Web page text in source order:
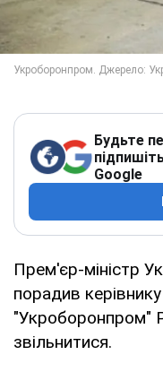
Будьте
Google
Прем'єр-міністр
порадив
"Укроборонпром"
звільнитися.